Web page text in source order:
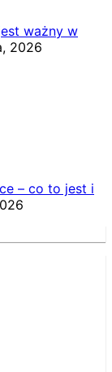
ważny w
2026
– co to jest i